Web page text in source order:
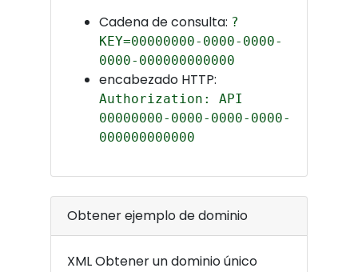
Cadena de consulta: ?
KEY=00000000-0000-0000-
0000-000000000000
encabezado HTTP:
Authorization: API
00000000-0000-0000-0000-
000000000000
Obtener ejemplo de dominio
XML Obtener un dominio único